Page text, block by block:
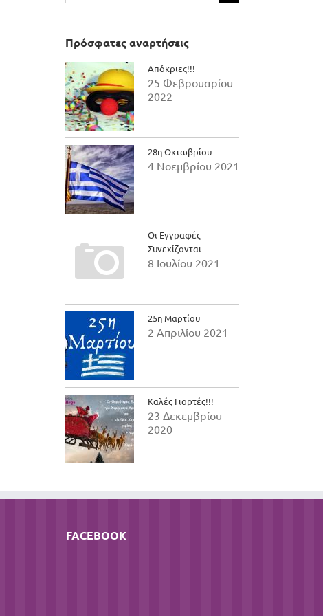
για:
Πρόσφατες αναρτήσεις
Απόκριες!!!
25 Φεβρουαρίου
2022
28η Οκτωβρίου
4 Νοεμβρίου 2021
Οι Εγγραφές
Συνεχίζονται
8 Ιουλίου 2021
25η Μαρτίου
2 Απριλίου 2021
Καλές Γιορτές!!!
23 Δεκεμβρίου
2020
FACEBOOK